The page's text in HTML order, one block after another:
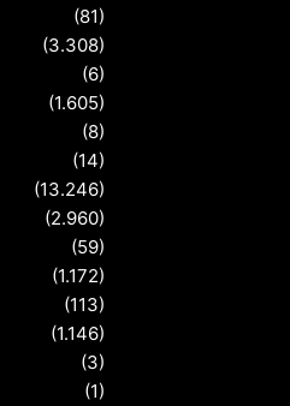
(81)
(3.308)
(6)
(1.605)
(8)
(14)
(13.246)
(2.960)
(59)
(1.172)
(113)
(1.146)
(3)
(1)